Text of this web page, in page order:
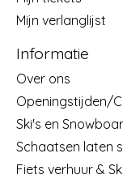
Mijn verlanglijst
Informatie
Over ons
Openingstijden/
Ski's en
Schaatsen laten
Fiets verhuur &